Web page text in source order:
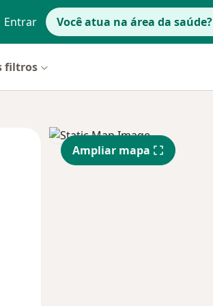
Entrar Você atua na área da saúde?
filtros
Segunda-feira Ter,
11 Ago
Qua
12 Ago
Ampliar mapa